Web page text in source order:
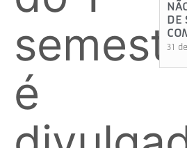
é
DE
31